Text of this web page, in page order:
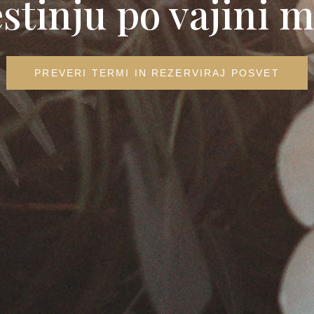
po vajini
PREVERI TERMI IN REZERVIRAJ POSVET